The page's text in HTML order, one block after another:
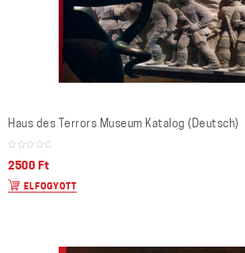
Haus des Terrors Museum Katalog (Deutsch)
2500 Ft
ELFOGYOTT